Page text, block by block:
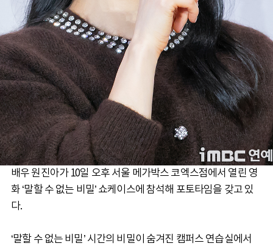
배우 원진아가 10일 오후 서울 메가박스 코엑스점에서 열린 영
화 ‘말할 수 없는 비밀’ 쇼케이스에 참석해 포토타임을 갖고 있
다.
‘말할 수 없는 비밀’ 시간의 비밀이 숨겨진 캠퍼스 연습실에서